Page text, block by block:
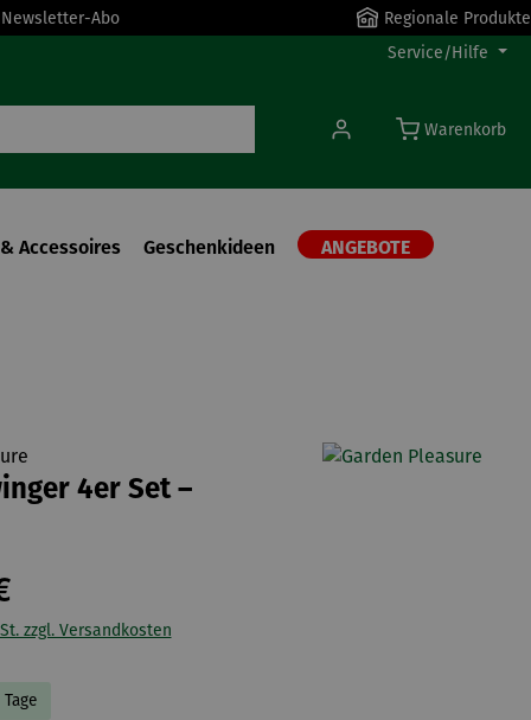
Abo
Regionale Produkte
Service/Hilfe
Warenkorb
Accessoires Geschenkideen ANGEBOTE
4er Set –
zzgl. Versandkosten